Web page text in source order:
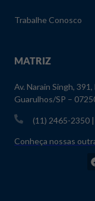
Trabalhe Conosco
MATRIZ
Av. Narain Singh,
Guarulhos/SP –
(11) 2465-2350
Conheça nossas